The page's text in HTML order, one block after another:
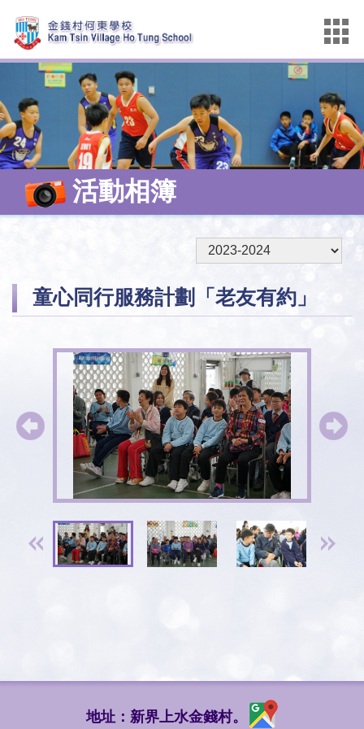
活動相簿
童心同行服務計劃「老友有約」
地址：新界上水金錢村。